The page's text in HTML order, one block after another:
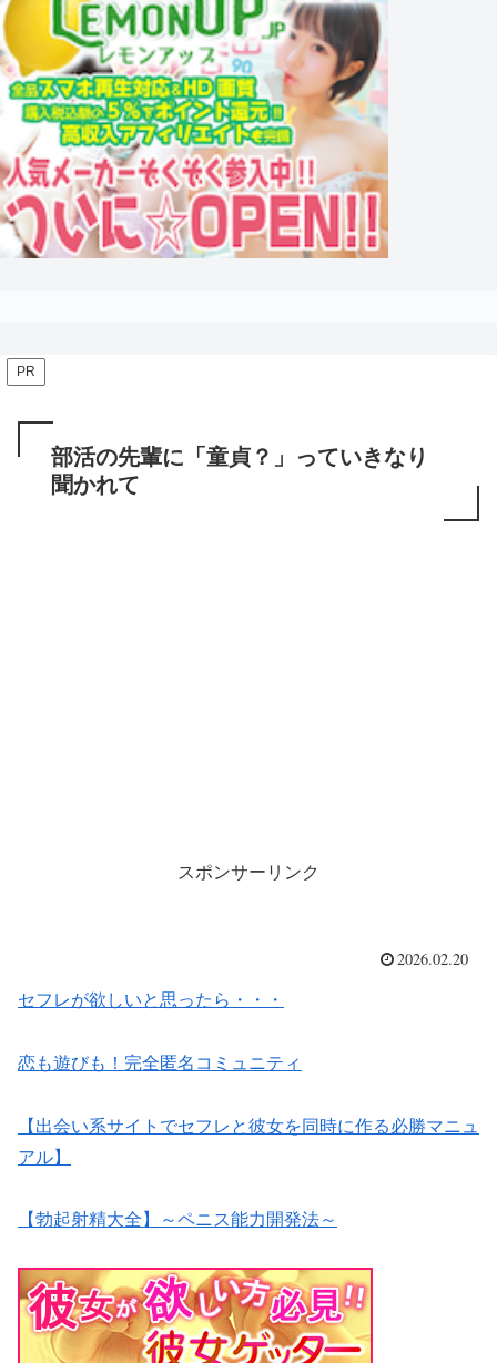
PR
部活の先輩に「童貞？」っていきなり
聞かれて
スポンサーリンク
2026.02.20
セフレが欲しいと思ったら・・・
恋も遊びも！完全匿名コミュニティ
【出会い系サイトでセフレと彼女を同時に作る必勝マニュ
アル】
【勃起射精大全】～ペニス能力開発法～